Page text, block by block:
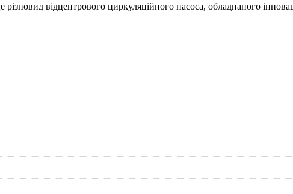
різновид відцентрового циркуляційного насоса, обладнаного